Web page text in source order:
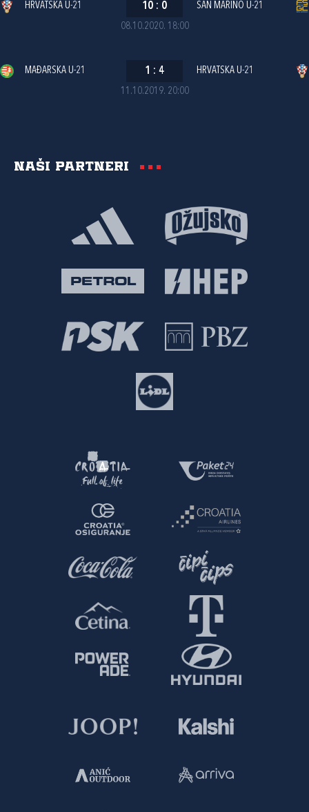
08.10.2020. 18:00
HRVATSKA U-21 10 : 0 SAN MARINO U-21
11.10.2019. 20:00
MAĐARSKA U-21 1 : 4 HRVATSKA U-21
Naši partneri